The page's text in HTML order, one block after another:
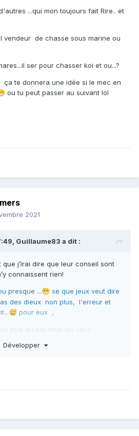
masque covid...
couleurs on peut dire...
pas facile avec toute les couleur
...qui mon toujours fait Rire.. et
vendeur de chasse sous marine ou
ser pour chasser koi et ou...?
ça te donnera une idée si le mec en
ou tu peut passer au suivant lol
2021
Guillaume83 a dit :
que j’irai dire que leur conseil sont
connaissent rien!
presque ...😁 se que jeux veut dire
des dieux non plus, l'erreur et
😅 pour eux ,
plus au per Noel les yeux
que claire.., ils sont retourner
Développer